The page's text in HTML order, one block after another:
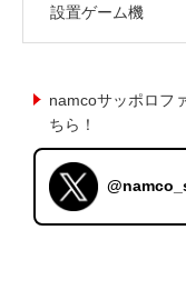
設置ゲーム機
namcoサッポロフ
ちら！